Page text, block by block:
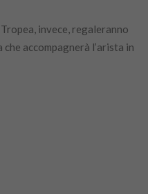
invece, regaleranno
accompagnerà l’arista in